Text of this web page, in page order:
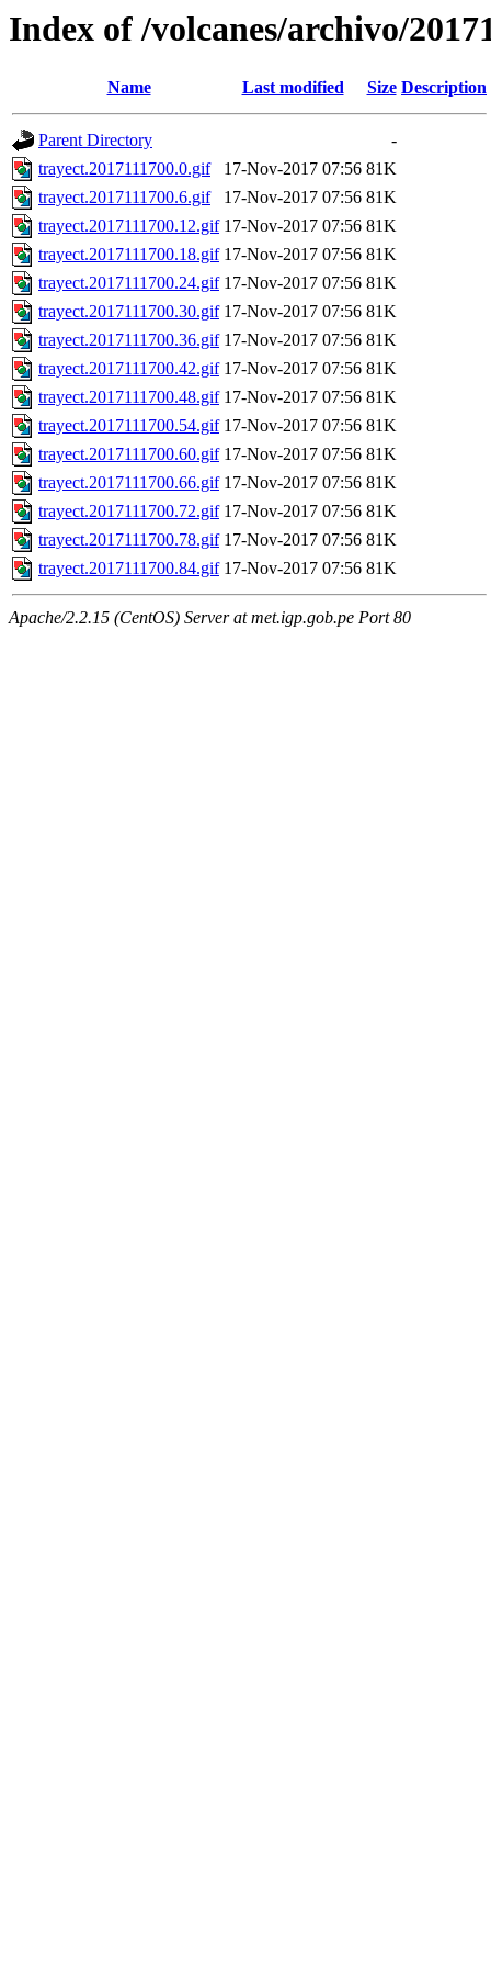
Index of /volcanes/archivo/
Name Last modified Size Description
Parent Directory
-
trayect.2017111700.0.gif
17-Nov-2017 07:56 81K
trayect.2017111700.6.gif
17-Nov-2017 07:56 81K
trayect.2017111700.12.gif 17-Nov-2017 07:56 81K
trayect.2017111700.18.gif 17-Nov-2017 07:56 81K
trayect.2017111700.24.gif 17-Nov-2017 07:56 81K
trayect.2017111700.30.gif 17-Nov-2017 07:56 81K
trayect.2017111700.36.gif 17-Nov-2017 07:56 81K
trayect.2017111700.42.gif 17-Nov-2017 07:56 81K
trayect.2017111700.48.gif 17-Nov-2017 07:56 81K
trayect.2017111700.54.gif 17-Nov-2017 07:56 81K
trayect.2017111700.60.gif 17-Nov-2017 07:56 81K
trayect.2017111700.66.gif 17-Nov-2017 07:56 81K
trayect.2017111700.72.gif 17-Nov-2017 07:56 81K
trayect.2017111700.78.gif 17-Nov-2017 07:56 81K
trayect.2017111700.84.gif 17-Nov-2017 07:56 81K
Apache/2.2.15 (CentOS) Server at met.igp.gob.pe Port 80